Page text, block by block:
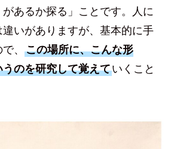
があるか探る」ことです。人に
いがありますが、基本的に手
、 この場所に、こんな形
のを研究して覚えていくこと